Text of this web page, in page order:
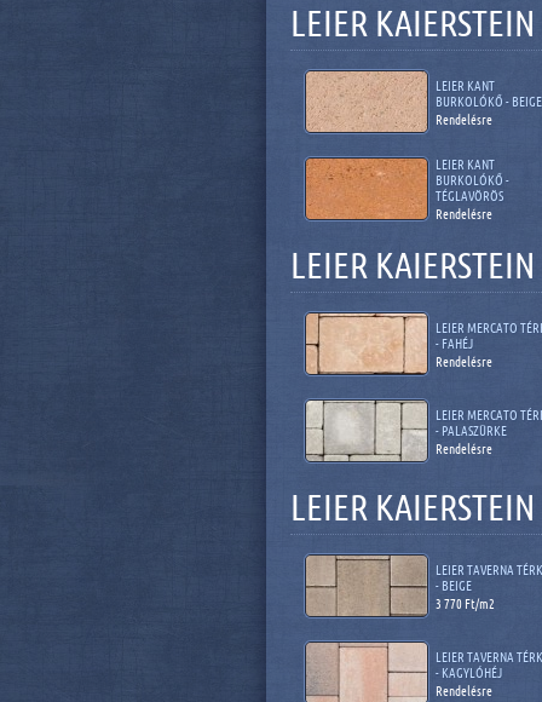
LEIER
LEIER KANT
BURKOLÓKŐ - BEIGE
Rendelésre
LEIER KANT
BURKOLÓKŐ -
TÉGLAVÖRÖS
Rendelésre
LEIER
LEIER MERCATO
- FAHÉJ
Rendelésre
LEIER MERCATO
- PALASZÜRKE
Rendelésre
LEIER
LEIER TAVERNA
- BEIGE
3 770 Ft/m2
LEIER TAVERNA
- KAGYLÓHÉJ
Rendelésre